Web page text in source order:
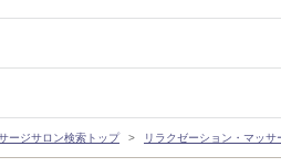
ージサロン検索トップ リラクゼーション・マッ